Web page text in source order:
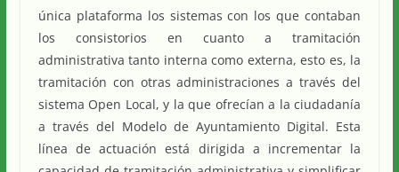
única plataforma los sistemas con los que contaban
los consistorios en cuanto a tramitación
administrativa tanto interna como externa, esto es, la
tramitación con otras administraciones a través del
sistema Open Local, y la que ofrecían a la ciudadanía
a través del Modelo de Ayuntamiento Digital. Esta
línea de actuación está dirigida a incrementar la